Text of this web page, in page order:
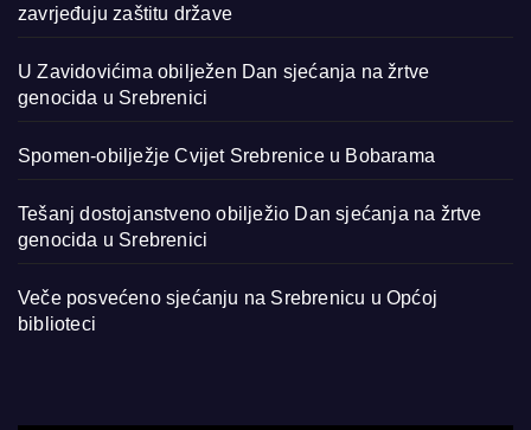
zavrjeđuju zaštitu države
U Zavidovićima obilježen Dan sjećanja na žrtve
genocida u Srebrenici
Spomen-obilježje Cvijet Srebrenice u Bobarama
Tešanj dostojanstveno obilježio Dan sjećanja na žrtve
genocida u Srebrenici
Veče posvećeno sjećanju na Srebrenicu u Općoj
biblioteci